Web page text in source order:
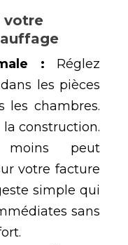
votre
: Réglez
les pièces
les chambres.
la construction.
peut
votre facture
simple qui
édiates sans